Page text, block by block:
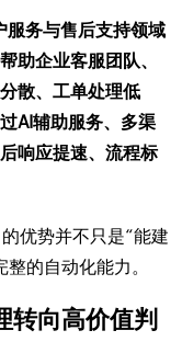
务与售后支持领域
助企业客服团队、
散、工单处理低
AI辅助服务、多渠
响应提速、流程标
优势并不只是“能建
的自动化能力。
转向高价值判